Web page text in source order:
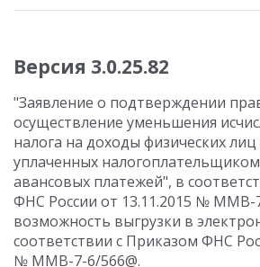
Версия 3.0.25.82
"Заявление о подтверждении
осуществление уменьшения
налога на доходы физических
уплаченных
авансовых платежей", в
ФНС России от 13.11.2015 № ММВ-
возможность выгрузки в
соответствии с Приказом ФНС
№ ММВ-7-6/566@.